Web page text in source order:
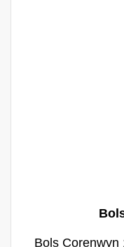
Bols Corenwyn